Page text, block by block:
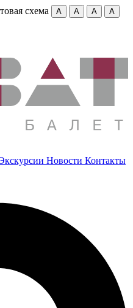
схема A A A
A
Новости Контакты